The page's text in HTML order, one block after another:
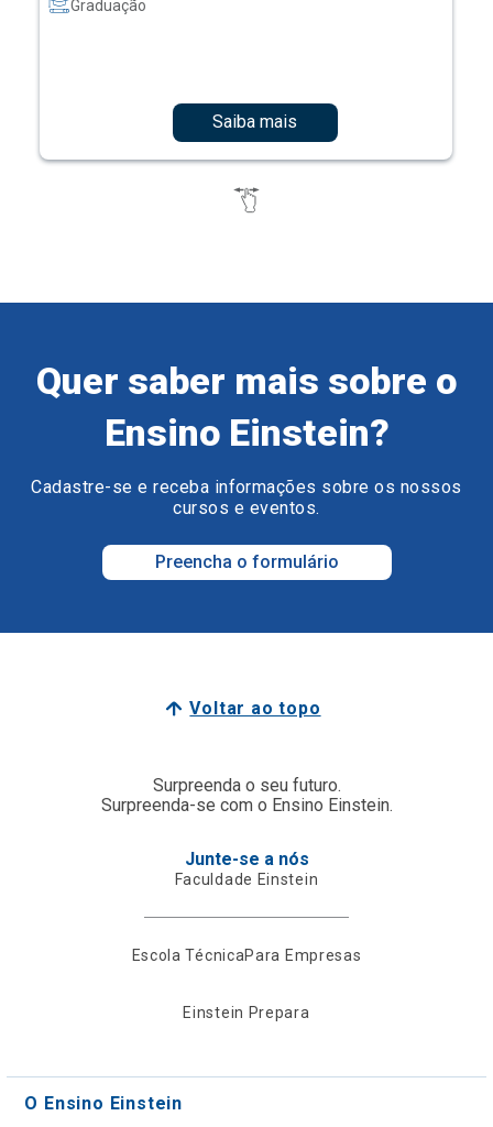
Graduação
Saiba mais
Quer saber mais sobre o
Ensino Einstein?
Cadastre-se e receba informações sobre os nossos
cursos e eventos.
Preencha o formulário
Voltar ao topo
Surpreenda o seu futuro.
Surpreenda-se com o Ensino Einstein.
Junte-se a nós
Faculdade Einstein
Escola TécnicaPara Empresas
Einstein Prepara
O Ensino Einstein